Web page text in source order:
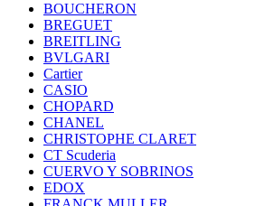
BOUCHERON
BREGUET
BREITLING
BVLGARI
Cartier
CASIO
CHOPARD
CHANEL
CHRISTOPHE CLARET
CT Scuderia
CUERVO Y SOBRINOS
EDOX